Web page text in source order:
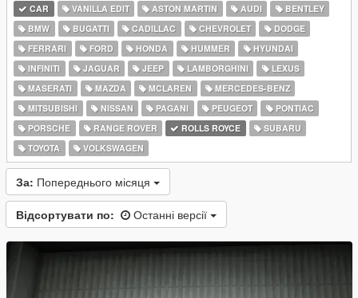
CAR VANILLA EDIT ASTON MARTIN AUDI
BENTLEY
BMW
BUGATTI CADILLAC CHEVROLET
DODGE
FERRARI
FORD HONDA HUMMER
HYUNDAI
INFINITI
JAGUAR JEEP LAMBORGHINI
LEXUS
MASERATI
MAZDA MCLAREN
MERCEDES-BENZ
MITSUBISHI
NISSAN PAGANI PEUGEOT
PONTIAC
PORSCHE
RANGE ROVER ROLLS ROYCE
SUBARU
TOYOTA
VOLKSWAGEN
За: Попереднього місяця
Відсортувати по: Останні версії